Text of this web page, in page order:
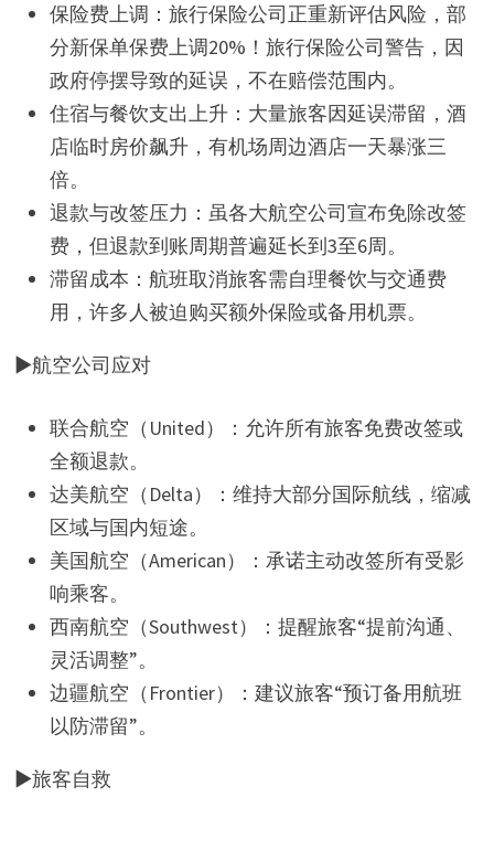
保险费上调：旅行保险公司正重新评估风险，部
分新保单保费上调20%！旅行保险公司警告，因
政府停摆导致的延误，不在赔偿范围内。
住宿与餐饮支出上升：大量旅客因延误滞留，酒
店临时房价飙升，有机场周边酒店一天暴涨三
倍。
退款与改签压力：虽各大航空公司宣布免除改签
费，但退款到账周期普遍延长到3至6周。
滞留成本：航班取消旅客需自理餐饮与交通费
用，许多人被迫购买额外保险或备用机票。
▶航空公司应对
联合航空（United）：允许所有旅客免费改签或
全额退款。
达美航空（Delta）：维持大部分国际航线，缩减
区域与国内短途。
美国航空（American）：承诺主动改签所有受影
响乘客。
西南航空（Southwest）：提醒旅客“提前沟通、
灵活调整”。
边疆航空（Frontier）：建议旅客“预订备用航班
以防滞留”。
▶旅客自救